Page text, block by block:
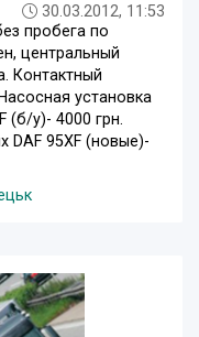
30.03.2012, 11:53
пробега по
центральный
Контактный
установка
(б/у)- 4000 грн.
DAF 95XF (новые)-